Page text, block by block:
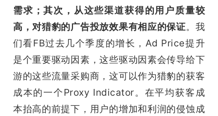
需求；其次，从这些渠道获得的用户质量较
高，对猎豹的广告投放效果有相应的保证。我
们看FB过去几个季度的增长，Ad Price提升
是个重要驱动因素，这些驱动因素会传导给下
游的这些流量采购商，这可以作为猎豹的获客
成本的一个Proxy Indicator。在平均获客成
本抬高的前提下，用户的增加和利润的侵蚀成